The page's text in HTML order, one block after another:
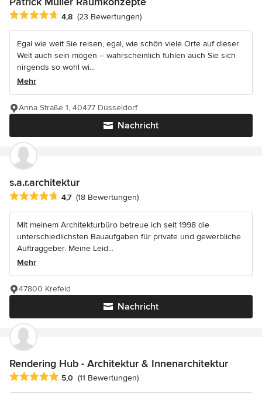
Durchschnittliche Bewertung: 4.8 von 5 Sternen
4,8 (23 Bewertungen)
Egal wie weit Sie reisen, egal, wie schön viele Orte auf dieser
Welt auch sein mögen – wahrscheinlich fühlen auch Sie sich
nirgends so wohl wi...
Mehr
Nachricht
Anna Straße 1, 40477 Düsseldorf
s.a.r.architektur
Durchschnittliche Bewertung: 4.7 von 5 Sternen
4,7 (18 Bewertungen)
Mit meinem Architekturbüro betreue ich seit 1998 die
unterschiedlichsten Bauaufgaben für private und gewerbliche
Auftraggeber. Meine Leid...
Mehr
Nachricht
47800 Krefeld
Rendering Hub - Architektur & Innenarchitektur
Durchschnittliche Bewertung: 5 von 5 Sternen
5,0 (11 Bewertungen)